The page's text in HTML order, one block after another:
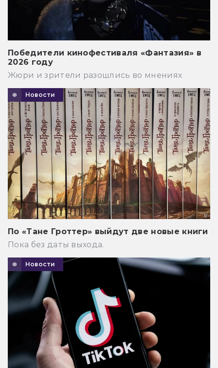
Победители кинофестиваля «Фантазия» в
2026 году
Жюри и зрители разошлись во мнениях
Новости
По «Тане Гроттер» выйдут две новые книги
Пока без даты выхода.
Новости